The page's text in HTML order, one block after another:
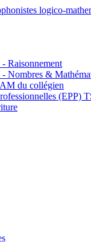
Raisonnement
Nombres &
du collégien
(EPP)